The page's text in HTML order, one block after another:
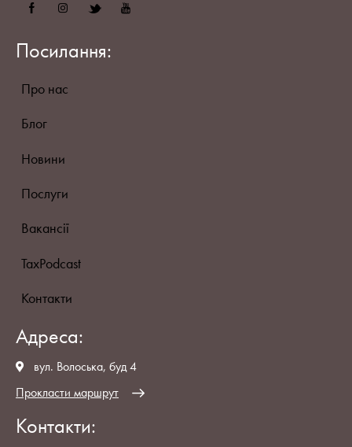
Посилання:
Про нас
Блог
Новини
Послуги
Вакансії
TaxPodcast
Контакти
Адреса:
вул. Волоська, буд 4
Прокласти маршрут
Контакти: